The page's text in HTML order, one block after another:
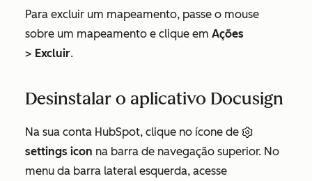
Para excluir um mapeamento, passe o mouse
sobre um mapeamento e clique em Ações
> Excluir.
Desinstalar o aplicativo Docusign
Na sua conta HubSpot, clique no ícone de
settings icon na barra de navegação superior. No
menu da barra lateral esquerda, acesse